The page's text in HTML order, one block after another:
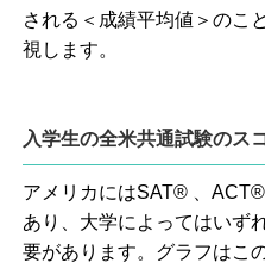
される＜成績平均値＞のこ
視します。
入学生の全米共通試験のス
アメリカにはSAT® 、
あり、大学によってはいず
要があります。グラフはこ